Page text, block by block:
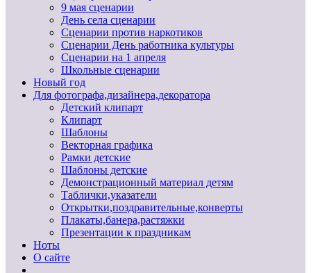
9 мая сценарии
День села сценарии
Сценарии против наркотиков
Сценарии День работника культуры
Сценарии на 1 апреля
Школьные сценарии
Новый год
Для фотографа,дизайнера,декоратора
Детский клипарт
Клипарт
Шаблоны
Векторная графика
Рамки детские
Шаблоны детские
Демонстрационный материал детям
Таблички,указатели
Открытки,поздравительные,конверты
Плакаты,банера,растяжки
Презентации к праздникам
Ноты
О сайте